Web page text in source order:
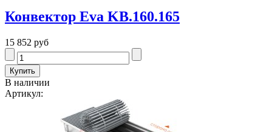
Конвектор Eva KB.160.165
15 852 руб
В наличии
Артикул: